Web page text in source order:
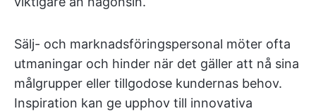
Sälj- och marknadsföringspersonal möter ofta
utmaningar och hinder när det gäller att nå sina
målgrupper eller tillgodose kundernas behov.
Inspiration kan ge upphov till innovativa